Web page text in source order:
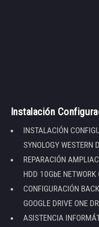
Instalación
INSTALACIÓN
SYNOLOGY WESTERN
REPARACIÓN
HDD 10GbE NETWORK
CONFIGURACIÓN
GOOGLE DRIVE ONE
ASISTENCIA